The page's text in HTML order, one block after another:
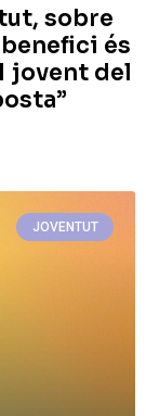
sobre
és
jovent del
JOVENTUT